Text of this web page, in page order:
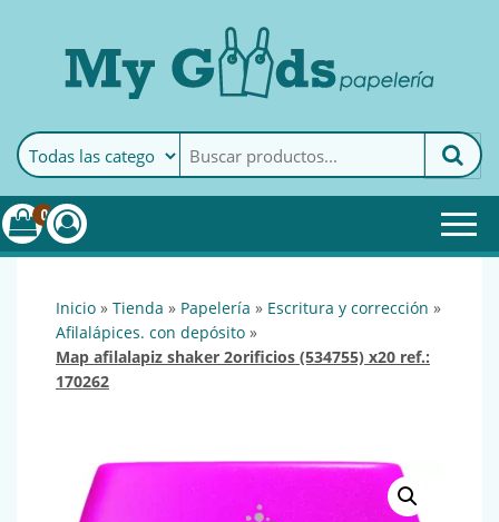
MyGoods · PapeleríaMy Goods es tu papelería
online de confianza. Podrás
encontrar todo lo necesario
0
inicio » tienda » papelería » escritura y corrección »
afilalápices. con depósito »
map afilalapiz shaker 2orificios (534755) x20 ref.:
170262